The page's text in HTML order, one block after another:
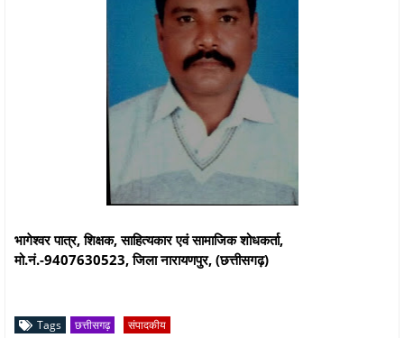
भागेश्वर पात्र, शिक्षक, साहित्यकार एवं सामाजिक शोधकर्ता,
मो.नं.-9407630523, जिला नारायणपुर, (छत्तीसगढ़)
Tags छत्तीसगढ़ संपादकीय